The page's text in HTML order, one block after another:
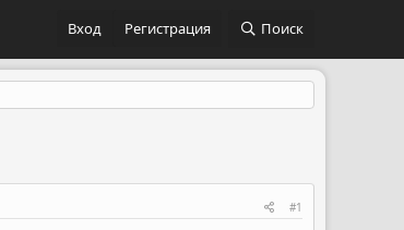
Вход Регистрация Поиск
#1